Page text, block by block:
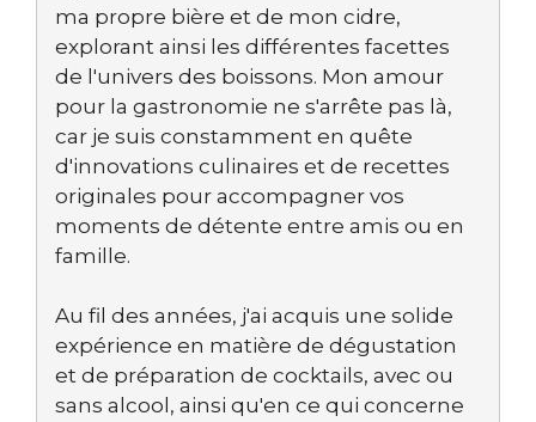
ma propre bière et de mon cidre,
explorant ainsi les différentes facettes
de l'univers des boissons. Mon amour
pour la gastronomie ne s'arrête pas là,
car je suis constamment en quête
d'innovations culinaires et de recettes
originales pour accompagner vos
moments de détente entre amis ou en
famille.
Au fil des années, j'ai acquis une solide
expérience en matière de dégustation
et de préparation de cocktails, avec ou
sans alcool, ainsi qu'en ce qui concerne